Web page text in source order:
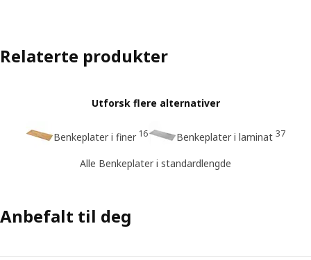
Relaterte produkter
Utforsk flere alternativer
Benkeplater i finer 16 Benkeplater i laminat 37
Alle Benkeplater i standardlengde
Anbefalt til deg